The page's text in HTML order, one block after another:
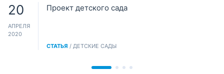
20
АПРЕЛЯ
2020
Проект детского сада
СТАТЬЯ / ДЕТСКИЕ САДЫ